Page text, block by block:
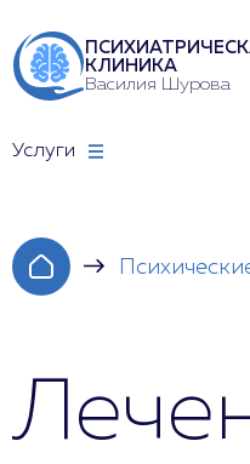
КЛИНИКА
Василия Шурова
Услуги